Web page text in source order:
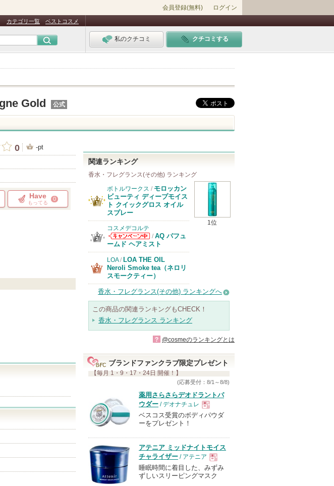
会員登録(無料) ログイン
カテゴリ一覧 ベストコスメ
私のクチコミ クチコミする
Gold 公式
0 -pt
Have
もってる
0
関連ランキング
香水・フレグランス(その他) ランキング
1位
ボトルワークス / モロッカン
ビューティ ディープモイス
ト クイックグロス オイル
スプレー
コスメデコルテ
コスメデコルテ
からのお知らせ
があります
/ AQ パフュ
ームド ヘアミスト
LOA/ LOA THE OIL
Neroli Smoke tea（ネロリ
スモークティー）
香水・フレグランス(その他) ランキングへ
この商品の関連ランキングもCHECK！
香水・フレグランス ランキング
? @cosmeのランキングとは
ブランドファンクラブ限定プレゼント
【毎月 1・9・17・24日 開催！】
(応募受付：8/1～8/8)
薬用さらさらデオドラントパ
ウダー / デオナチュレ
現
品
ベスコス受賞のボディパウダ
ーをプレゼント！
アテニア ミッドナイトモイス
チャライザー / アテニア
現
睡眠時間に着目した、みずみ
ずしいスリーピングマスク